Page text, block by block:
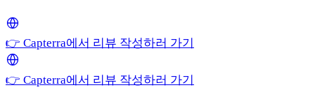
👉 Capterra에서 리뷰 작성하러 가기
👉 Capterra에서 리뷰 작성하러 가기